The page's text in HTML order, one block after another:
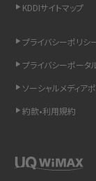
インスタのDMの送
Bluetooth®とは？Wi-
「iPhoneを探す」の
KDDIサイトマップ
プライバシーポリシ
プライバシーポータ
ソーシャルメディア
約款•利用規約